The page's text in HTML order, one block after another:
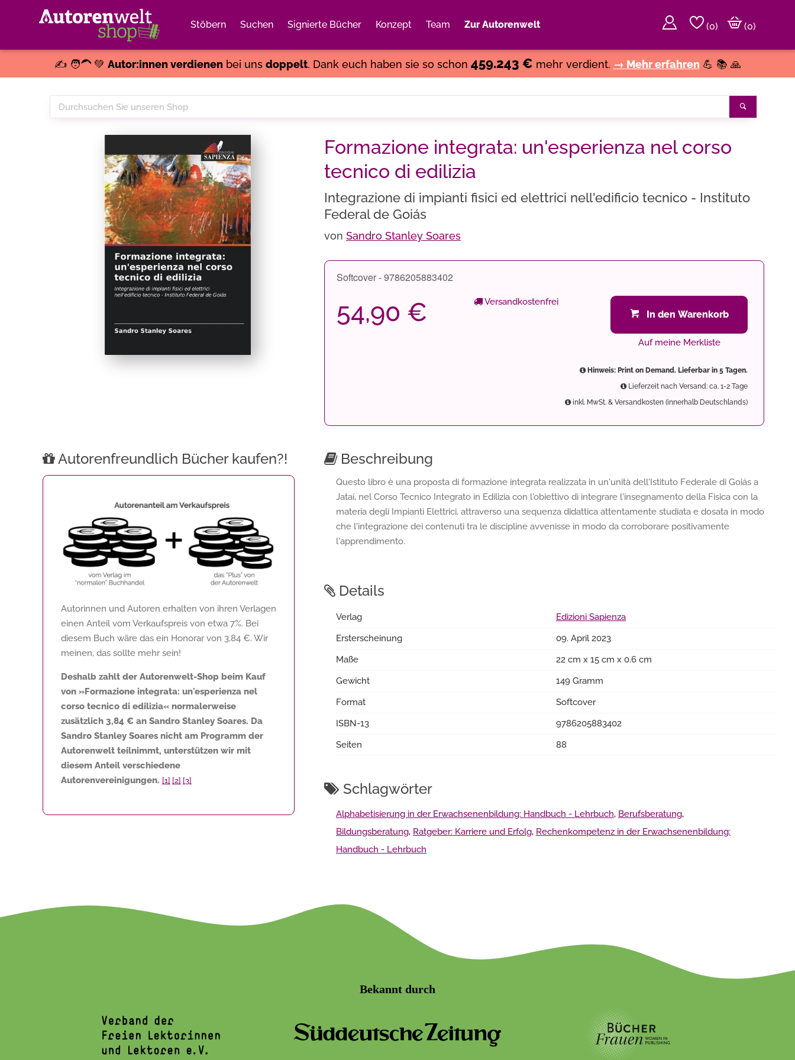
Stöbern Suchen Signierte Bücher Konzept Team Zur Autorenwelt (0)
(0)
✍️ 🧑‍🦱 💚 Autor:innen verdienenbei uns doppelt. Dank euch haben sie so schon 459.243 € mehr verdient. → Mehr erfahren 💪 📚 🙏
Durchsuchen
Sie
Formazione integrata: un'esperienza nel corso
tecnico di edilizia
Integrazione di impianti fisici ed elettrici nell'edificio tecnico - Instituto
Federal de Goiás
von Sandro Stanley Soares
Softcover - 9786205883402
54,90 € Versandkostenfrei
In den Warenkorb
Auf meine Merkliste
Hinweis: Print on Demand. Lieferbar in 5 Tagen.
Lieferzeit nach Versand: ca. 1-2 Tage
inkl. MwSt. & Versandkosten (innerhalb Deutschlands)
Autorenfreundlich Bücher kaufen?!
Autorinnen und Autoren erhalten von ihren Verlagen
einen Anteil vom Verkaufspreis von etwa 7%. Bei
diesem Buch wäre das ein Honorar von 3,84 €. Wir
meinen, das sollte mehr sein!
Deshalb zahlt der Autorenwelt-Shop beim Kauf
von »Formazione integrata: un'esperienza nel
corso tecnico di edilizia« normalerweise
zusätzlich 3,84 € an Sandro Stanley Soares. Da
Sandro Stanley Soares nicht am Programm der
Autorenwelt teilnimmt, unterstützen wir mit
diesem Anteil verschiedene
Autorenvereinigungen. [1] [2] [3]
Beschreibung
Questo libro è una proposta di formazione integrata realizzata in un'unità dell'Istituto Federale di Goiás a
Jataí, nel Corso Tecnico Integrato in Edilizia con l'obiettivo di integrare l'insegnamento della Fisica con la
materia degli Impianti Elettrici, attraverso una sequenza didattica attentamente studiata e dosata in modo
che l'integrazione dei contenuti tra le discipline avvenisse in modo da corroborare positivamente
l'apprendimento.
Details
Verlag
Edizioni Sapienza
Ersterscheinung
09. April 2023
Maße
22 cm x 15 cm x 0.6 cm
Gewicht
149 Gramm
Format
Softcover
ISBN-13
9786205883402
Seiten
88
Schlagwörter
Alphabetisierung in der Erwachsenenbildung: Handbuch - Lehrbuch, Berufsberatung,
Bildungsberatung, Ratgeber: Karriere und Erfolg, Rechenkompetenz in der Erwachsenenbildung:
Handbuch - Lehrbuch
Bekannt durch